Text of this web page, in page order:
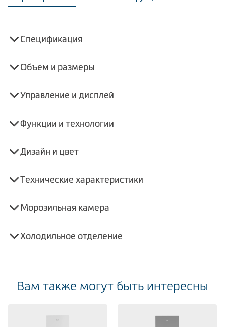
Спецификация
Объем и размеры
Управление и дисплей
Функции и технологии
Дизайн и цвет
Технические характеристики
Морозильная камера
Холодильное отделение
Вам также могут быть интересны